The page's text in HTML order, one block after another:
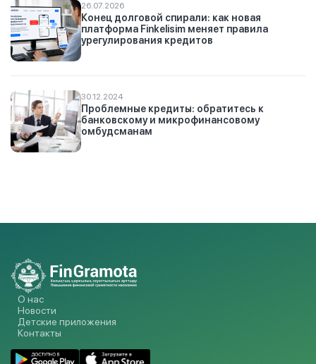
26.07.2026
Конец долговой спирали: как новая
платформа Finkelisim меняет правила
урегулирования кредитов
30.12.2024
Проблемные кредиты: обратитесь к
банковскому и микрофинансовому
омбудсманам
О нас
Новости
Детские приложения
Контакты